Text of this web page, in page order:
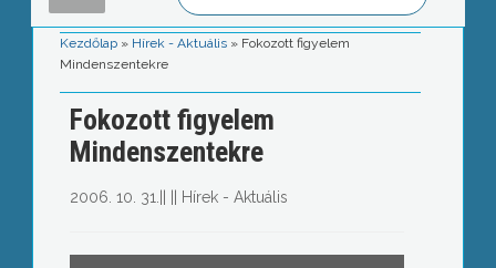
Kezdőlap » Hírek - Aktuális » Fokozott figyelem
Mindenszentekre
Fokozott figyelem
Mindenszentekre
2006. 10. 31. Hírek - Aktuális